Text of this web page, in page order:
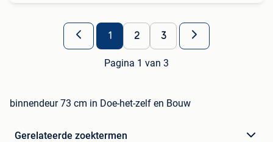
1 2 3
Pagina 1 van 3
binnendeur 73 cm in Doe-het-zelf en Bouw
Gerelateerde zoektermen